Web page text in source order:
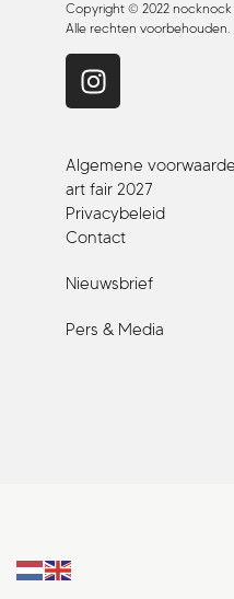
Copyright © 2022 nocknock
Alle rechten voorbehouden.
Algemene
art fair 2027
Privacybeleid
Contact
Nieuwsbrief
Pers & Media